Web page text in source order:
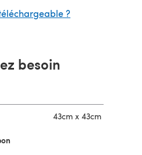
?
besoin
43cm x 43cm